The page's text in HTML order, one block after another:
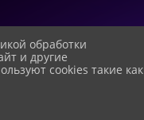
обработки
и другие
cookies такие как